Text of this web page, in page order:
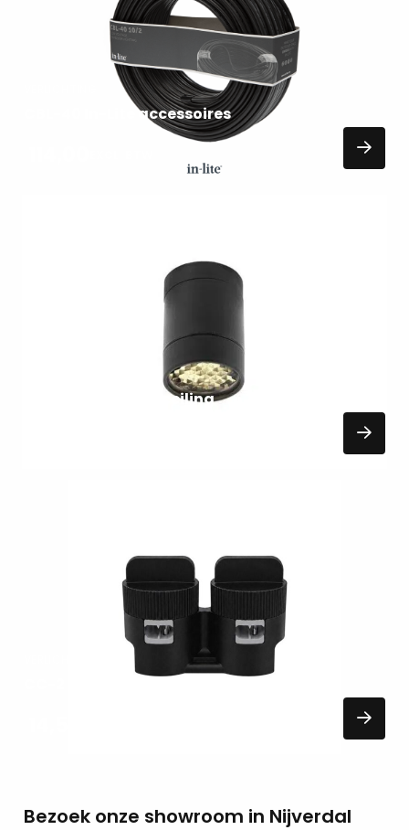
CBL-40 In-Lite accessoires
In-lite mini scope ceiling
Bezoek onze showroom in Nijverdal